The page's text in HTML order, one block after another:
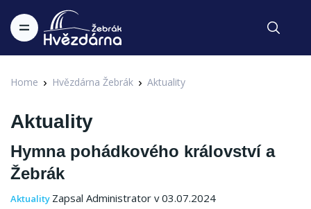
Home Hvězdárna Žebrák Aktuality
Aktuality
Hymna pohádkového království a
Žebrák
Aktuality Zapsal Administrator v 03.07.2024